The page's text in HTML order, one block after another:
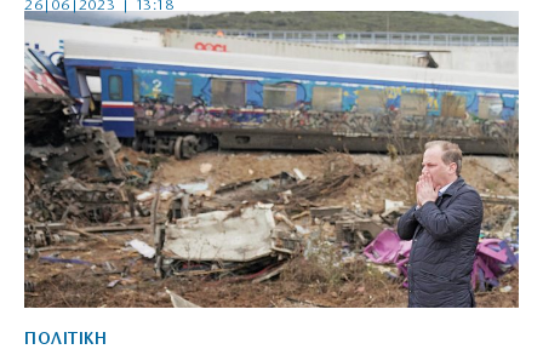
26|06|2023 | 13:18
ΠΟΛΙΤΙΚΗ